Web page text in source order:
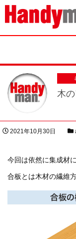
お風呂やキッチンの
木
投稿日
2021年10月30日
ス
今回は依然に集成材
合板とは木材の繊維